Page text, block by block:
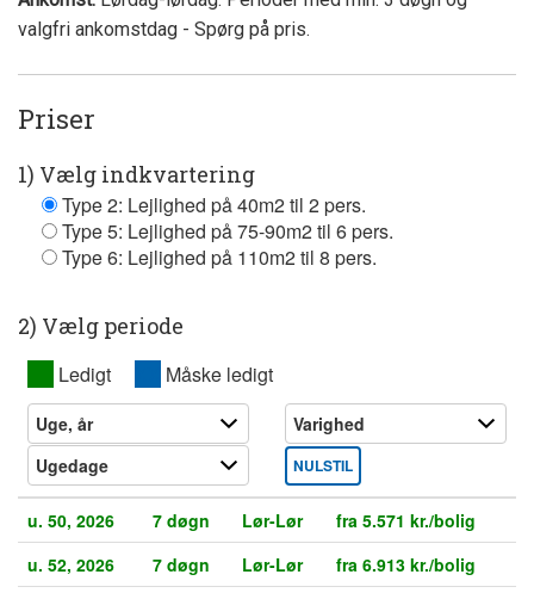
valgfri ankomstdag - Spørg på pris.
Priser
1) Vælg indkvartering
Type 2: Lejlighed på 40m2 til 2 pers.
Type 5: Lejlighed på 75-90m2 til 6 pers.
Type 6: Lejlighed på 110m2 til 8 pers.
2) Vælg periode
Ledigt Måske ledigt
NULSTIL
u. 50, 2026 7 døgn Lør-Lør
fra 5.571 kr./bolig
u. 52, 2026
7 døgn Lør-Lør
fra 6.913 kr./bolig